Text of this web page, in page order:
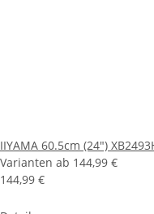
IIYAMA 60.5cm (24")
Varianten ab 144,99 €
144,99 €